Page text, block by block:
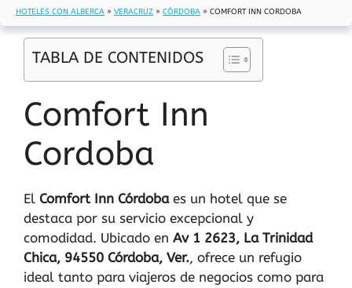
HOTELES CON ALBERCA » VERACRUZ » CÓRDOBA » COMFORT INN CORDOBA
TABLA DE CONTENIDOS
Comfort Inn
Cordoba
El Comfort Inn Córdobaes un hotel que se
destaca por su servicio excepcional y
comodidad. Ubicado en Av 1 2623, La Trinidad
Chica, 94550 Córdoba, Ver., ofrece un refugio
ideal tanto para viajeros de negocios como para